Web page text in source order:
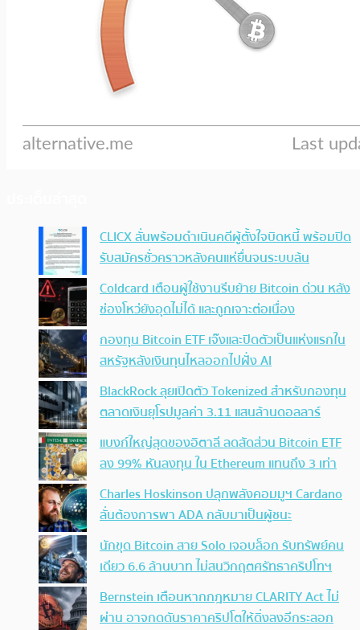
CLICX ลั่นพร้อมดำเนินคดีผู้ตั้งใจบิดหนี้ พร้อมปิด
รับสมัครชั่วคราวหลังคนแห่ยื่นจนระบบล้น
Coldcard เตือนผู้ใช้งานรีบย้าย Bitcoin ด่วน หลัง
ช่องโหว่ยังอุดไม่ได้ และถูกเจาะต่อเนื่อง
กองทุน Bitcoin ETF เจ๊งและปิดตัวเป็นแห่งแรกใน
สหรัฐหลังเงินทุนไหลออกไปฝั่ง AI
BlackRock ลุยเปิดตัว Tokenized สำหรับกองทุน
ตลาดเงินยุโรปมูลค่า 3.11 แสนล้านดอลลาร์
แบงก์ใหญ่สุดของอิตาลี ลดสัดส่วน Bitcoin ETF
ลง 99% หันลงทุน ใน Ethereum แทนถึง 3 เท่า
Charles Hoskinson ปลุกพลังคอมมูฯ Cardano
ลั่นต้องการพา ADA กลับมาเป็นผู้ชนะ
นักขุด Bitcoin สาย Solo เจอบล็อก รับทรัพย์คน
เดียว 6.6 ล้านบาท ไม่สนวิกฤตศรัทธาคริปโทฯ
Bernstein เตือนหากกฎหมาย CLARITY Act ไม่
ผ่าน อาจกดดันราคาคริปโตให้ดิ่งลงอีกระลอก